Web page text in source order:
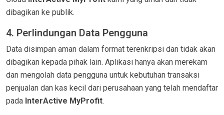
dibagikan ke publik.
4. Perlindungan Data Pengguna
Data disimpan aman dalam format terenkripsi dan tidak akan
dibagikan kepada pihak lain. Aplikasi hanya akan merekam
dan mengolah data pengguna untuk kebutuhan transaksi
penjualan dan kas kecil dari perusahaan yang telah mendaftar
pada InterActive MyProfit.